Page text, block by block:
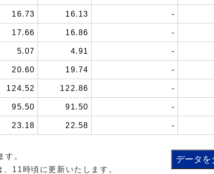
16.73 16.13 -
17.66 16.86 -
5.07 4.91 -
20.60 19.74 -
124.52 122.86 -
95.50 91.50 -
23.18 22.58 -
す。
11時頃に更新いたします。